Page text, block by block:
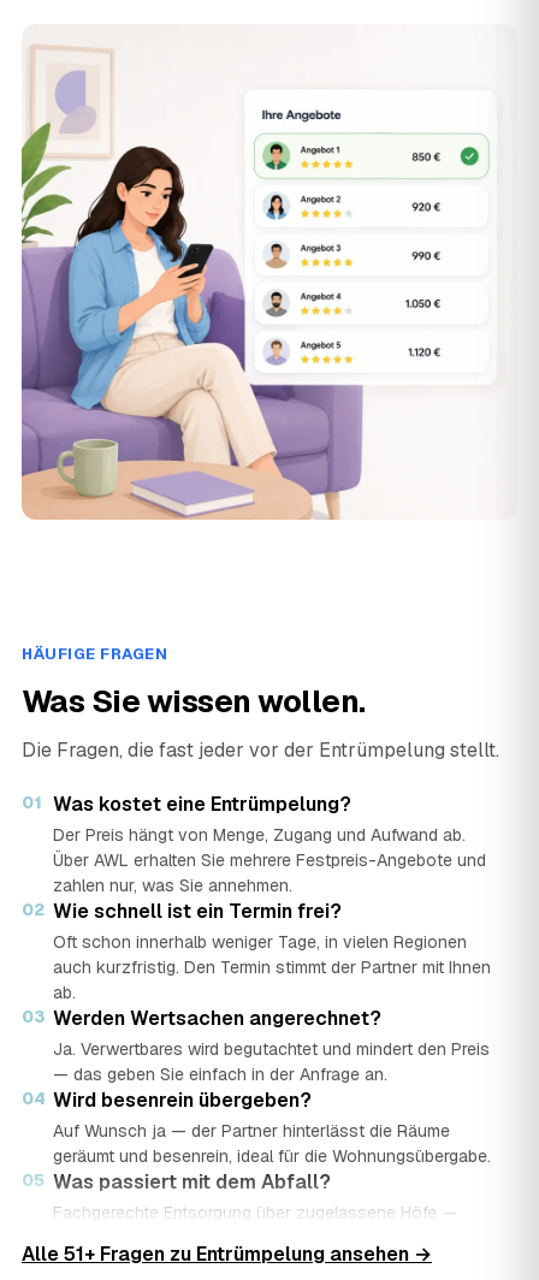
HÄUFIGE FRAGEN
Was Sie wissen wollen.
Die Fragen, die fast jeder vor der Entrümpelung stellt.
01 Was kostet eine Entrümpelung?
Der Preis hängt von Menge, Zugang und Aufwand ab.
Über AWL erhalten Sie mehrere Festpreis-Angebote und
zahlen nur, was Sie annehmen.
02 Wie schnell ist ein Termin frei?
Oft schon innerhalb weniger Tage, in vielen Regionen
auch kurzfristig. Den Termin stimmt der Partner mit Ihnen
ab.
03 Werden Wertsachen angerechnet?
Ja. Verwertbares wird begutachtet und mindert den Preis
— das geben Sie einfach in der Anfrage an.
04 Wird besenrein übergeben?
Auf Wunsch ja — der Partner hinterlässt die Räume
geräumt und besenrein, ideal für die Wohnungsübergabe.
05 Was passiert mit dem Abfall?
Fachgerechte Entsorgung über zugelassene Höfe —
Nachweis.
Alle 51+ Fragen zu Entrümpelung ansehen →